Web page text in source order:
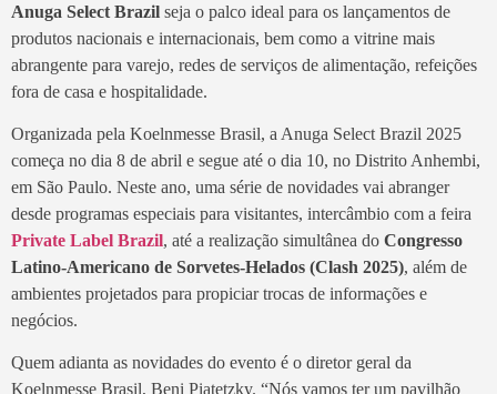
Anuga Select Brazil seja o palco ideal para os lançamentos de
produtos nacionais e internacionais, bem como a vitrine mais
abrangente para varejo, redes de serviços de alimentação, refeições
fora de casa e hospitalidade.
Organizada pela Koelnmesse Brasil, a Anuga Select Brazil 2025
começa no dia 8 de abril e segue até o dia 10, no Distrito Anhembi,
em São Paulo. Neste ano, uma série de novidades vai abranger
desde programas especiais para visitantes, intercâmbio com a feira
Private Label Brazil, até a realização simultânea do Congresso
Latino-Americano de Sorvetes-Helados (Clash 2025), além de
ambientes projetados para propiciar trocas de informações e
negócios.
Quem adianta as novidades do evento é o diretor geral da
Koelnmesse Brasil, Beni Piatetzky. “Nós vamos ter um pavilhão